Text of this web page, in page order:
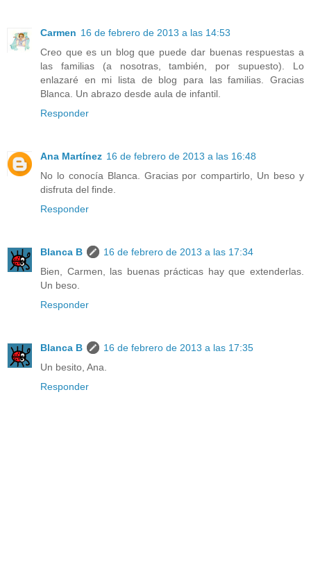
Carmen 16 de febrero de 2013 a las 14:53
Creo que es un blog que puede dar buenas respuestas a
las familias (a nosotras, también, por supuesto). Lo
enlazaré en mi lista de blog para las familias. Gracias
Blanca. Un abrazo desde aula de infantil.
Responder
Ana Martínez 16 de febrero de 2013 a las 16:48
No lo conocía Blanca. Gracias por compartirlo, Un beso y
disfruta del finde.
Responder
Blanca B
16 de febrero de 2013 a las 17:34
Bien, Carmen, las buenas prácticas hay que extenderlas.
Un beso.
Responder
Blanca B
16 de febrero de 2013 a las 17:35
Un besito, Ana.
Responder